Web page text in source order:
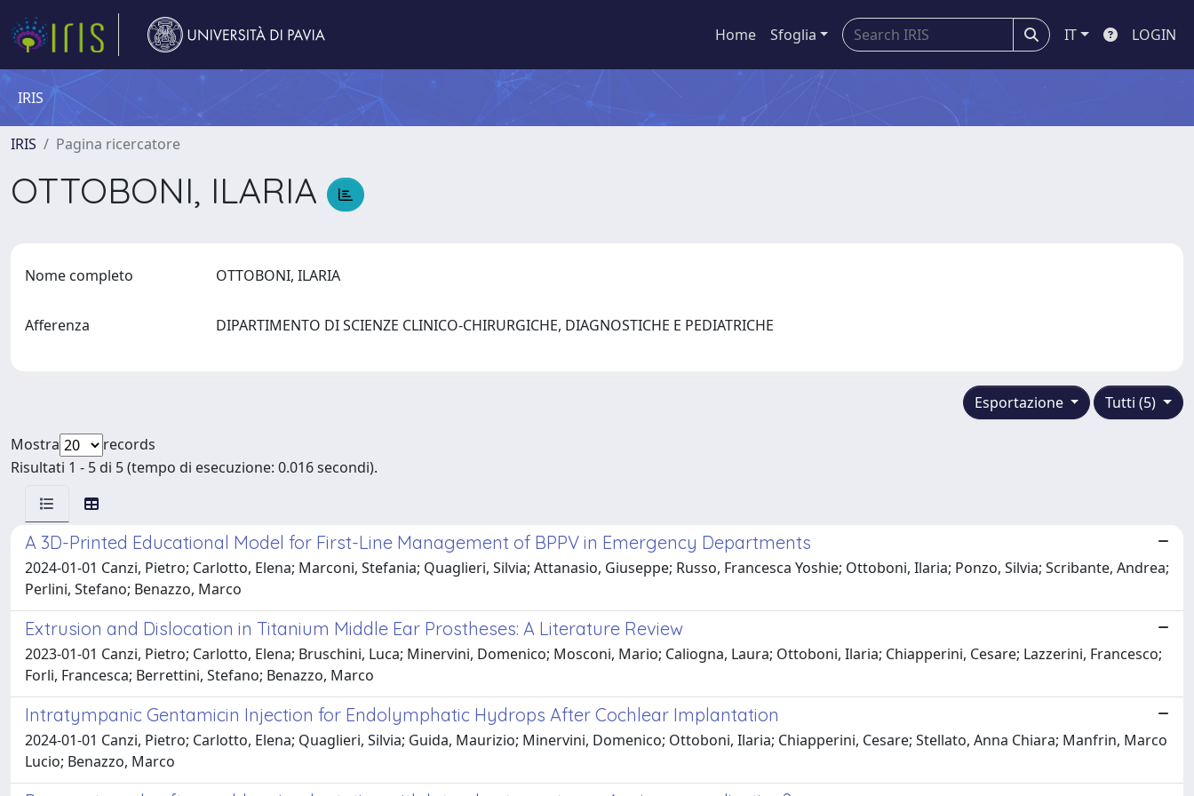
Home Sfoglia IT LOGIN
IRIS
IRIS Pagina ricercatore
OTTOBONI, ILARIA
Nome completo OTTOBONI, ILARIA
Afferenza DIPARTIMENTO DI SCIENZE CLINICO-CHIRURGICHE, DIAGNOSTICHE E PEDIATRICHE
Tutti (5)
Esportazione
Mostra
records
Risultati 1 - 5 di 5 (tempo di esecuzione: 0.016 secondi).
A 3D-Printed Educational Model for First-Line Management of BPPV in Emergency Departments
2024-01-01 Canzi, Pietro; Carlotto, Elena; Marconi, Stefania; Quaglieri, Silvia; Attanasio, Giuseppe; Russo, Francesca Yoshie; Ottoboni, Ilaria; Ponzo, Silvia; Scribante, Andrea;
Perlini, Stefano; Benazzo, Marco
Extrusion and Dislocation in Titanium Middle Ear Prostheses: A Literature Review
2023-01-01 Canzi, Pietro; Carlotto, Elena; Bruschini, Luca; Minervini, Domenico; Mosconi, Mario; Caliogna, Laura; Ottoboni, Ilaria; Chiapperini, Cesare; Lazzerini, Francesco;
Forli, Francesca; Berrettini, Stefano; Benazzo, Marco
Intratympanic Gentamicin Injection for Endolymphatic Hydrops After Cochlear Implantation
2024-01-01 Canzi, Pietro; Carlotto, Elena; Quaglieri, Silvia; Guida, Maurizio; Minervini, Domenico; Ottoboni, Ilaria; Chiapperini, Cesare; Stellato, Anna Chiara; Manfrin, Marco
Lucio; Benazzo, Marco